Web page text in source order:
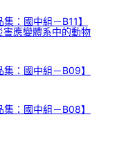
：國中組－B11】
應變體系中的動物
：國中組－B09】
：國中組－B08】